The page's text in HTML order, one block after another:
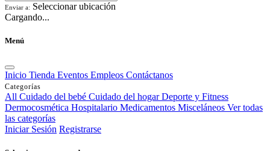
Enviar a: Seleccionar ubicación
Cargando...
Menú
Inicio Tienda Eventos Empleos Contáctanos
Categorías
All Cuidado del bebé Cuidado del hogar Deporte y Fitness
Dermocosmética Hospitalario Medicamentos Misceláneos Ver todas
las categorías
Iniciar Sesión Registrarse